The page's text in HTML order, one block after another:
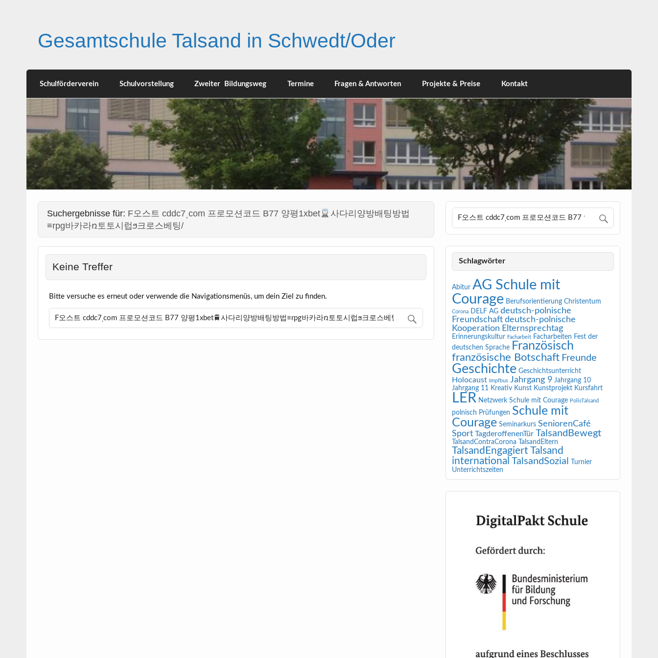
Gesamtschule Talsand in Schwedt/Oder
Schulförderverein Schulvorstellung Zweiter Bildungsweg Termine Fragen & Antworten Projekte & Preise Kontakt
Suchergebnisse für: F오스트 cddc7ͺcom 프로모션코드 B77 양평1xbet
사다리양방배팅방법
≡rpg바카라ռ토토시럽ϧ크로스베팅/
Keine Treffer
Bitte versuche es erneut oder verwende die Navigationsmenüs, um dein Ziel zu finden.
Schlagwörter
Abitur AG Schule mit
Courage Berufsorientierung Christentum
Corona DELF AG deutsch-polnische
Freundschaft deutsch-polnische
Kooperation Elternsprechtag
Erinnerungskultur Facharbeit Facharbeiten Fest der
deutschen Sprache Französisch
französische Botschaft Freunde
Geschichte Geschichtsunterricht
Holocaust Impfbus Jahrgang 9 Jahrgang 10
Jahrgang 11 Kreativ Kunst Kunstprojekt Kursfahrt
LER Netzwerk Schule mit Courage PolisTalsand
polnisch Prüfungen Schule mit
Courage Seminarkurs SeniorenCafé
Sport TagderoffenenTür TalsandBewegt
TalsandContraCorona TalsandEltern
TalsandEngagiert Talsand
international TalsandSozial
Turnier
Unterrichtszeiten